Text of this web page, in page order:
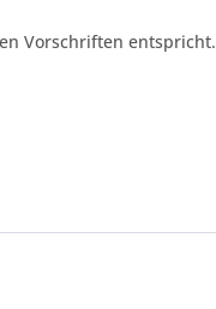
Vorschriften entspricht.